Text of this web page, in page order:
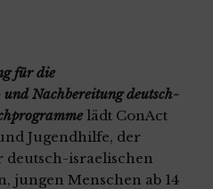
für die
Nachbereitung deutsch-
lädt ConAct
Jugendhilfe, der
deutsch-israelischen
jungen Menschen ab 14